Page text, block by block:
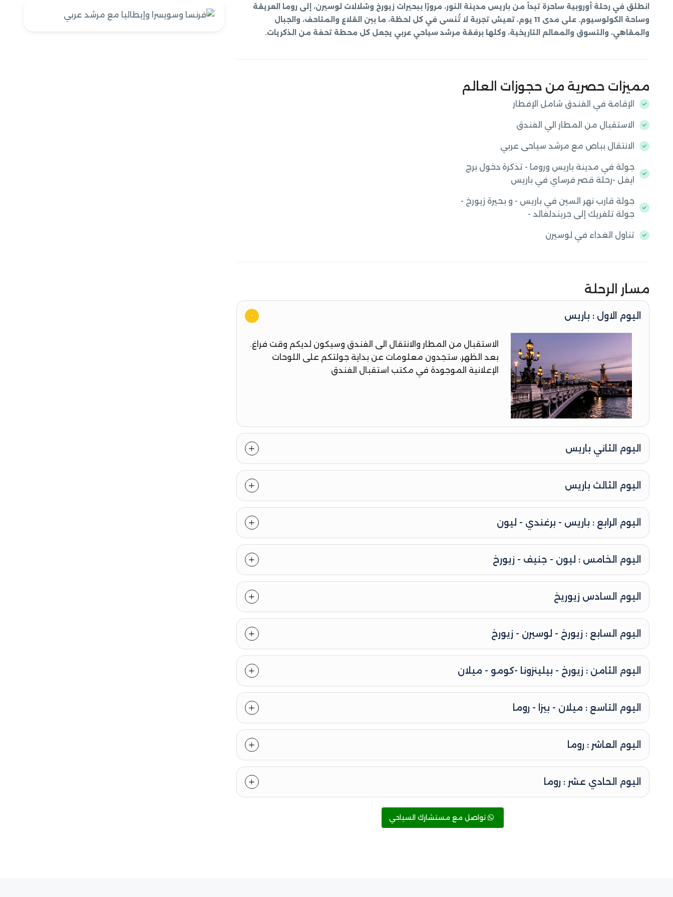
انطلق في رحلة أوروبية ساحرة تبدأ من باريس مدينة النور، مرورًا ببحيرات زيورخ وشلالات لوسيرن، إلى روما العريقة
وساحة الكولوسيوم. على مدى 11 يوم، تعيش تجربة لا تُنسى في كل لحظة، ما بين القلاع والمتاحف، والجبال
والمقاهي، والتسوق والمعالم التاريخية، وكلها برفقة مرشد سياحي عربي يجعل كل محطة تحفة من الذكريات.
مميزات حصرية من حجوزات العالم
الإقامة في الفندق شامل الإفطار
الاستقبال من المطار الي الفندق
الانتقال بباص مع مرشد سياحى عربي
جولة في مدينة باريس وروما - تذكرة دخول برج
ايفل -رحلة قصر فرساي في باريس
جولة قارب نهر السين في باريس - و بحيرة زيورخ -
جولة تلفريك إلى جريندلفالد -
تناول الغداء في لوسيرن
مسار الرحلة
اليوم الاول : باريس
الاستقبال من المطار والانتقال الى الفندق وسيكون لديكم وقت فراغ.
بعد الظهر، ستجدون معلومات عن بداية جولتكم على اللوحات
الإعلانية الموجودة في مكتب استقبال الفندق
اليوم الثاني باريس
اليوم الثالث باريس
اليوم الرابع : باريس - برغندي - ليون
اليوم الخامس : ليون - جنيف - زيورخ
اليوم السادس زيوريخ
اليوم السابع : زيورخ - لوسيرن - زيورخ
اليوم الثامن : زيورخ - بيلينزونا -كومو - ميلان
اليوم التاسع : ميلان - بيزا - روما
اليوم العاشر : روما
اليوم الحادي عشر : روما
تواصل مع مستشارك السياحي